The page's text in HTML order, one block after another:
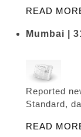
READ
Mumbai |
Reported
Standard,
READ